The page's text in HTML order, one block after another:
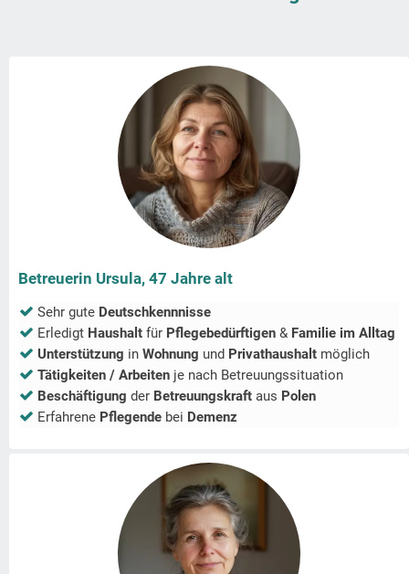
Betreuerin Ursula, 47 Jahre alt
Sehr gute Deutschkennnisse
Erledigt Haushalt für Pflegebedürftigen & Familie im Alltag
Unterstützung in Wohnung und Privathaushalt möglich
Tätigkeiten / Arbeiten je nach Betreuungssituation
Beschäftigung der Betreuungskraft aus Polen
Erfahrene Pflegende bei Demenz